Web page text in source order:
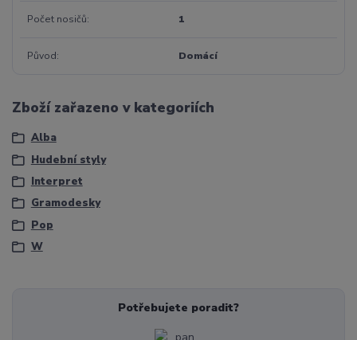
Počet nosičů 1
Původ Domácí
Zboží zařazeno v kategoriích
Alba
Hudební styly
Interpret
Gramodesky
Pop
W
Potřebujete poradit?